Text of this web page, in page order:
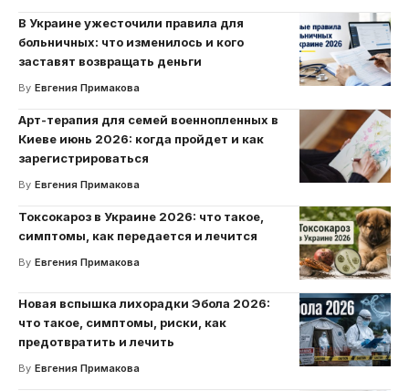
В Украине ужесточили правила для
больничных: что изменилось и кого
заставят возвращать деньги
By Евгения Примакова
Арт-терапия для семей военнопленных в
Киеве июнь 2026: когда пройдет и как
зарегистрироваться
By Евгения Примакова
Токсокароз в Украине 2026: что такое,
симптомы, как передается и лечится
By Евгения Примакова
Новая вспышка лихорадки Эбола 2026:
что такое, симптомы, риски, как
предотвратить и лечить
By Евгения Примакова